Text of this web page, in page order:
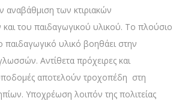
αναβάθμιση των κτιριακών
και του παιδαγωγικού υλικού. Το πλούσιο
παιδαγωγικό υλικό βοηθάει στην
Αντίθετα πρόχειρες και
υποδομές αποτελούν τροχοπέδη στη
Υποχρέωση λοιπόν της πολιτείας